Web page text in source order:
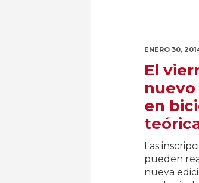
ENERO 30,
El
en
Las
pueden
nueva